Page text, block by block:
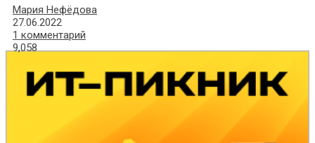
Мария Нефёдова
27.06.2022
1 комментарий
9,058